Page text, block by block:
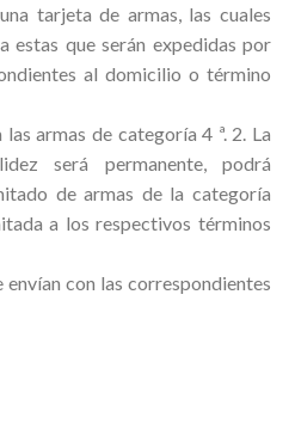
tarjeta de armas, las cuales
estas que serán expedidas por
al domicilio o término
armas de categoría 4 ª. 2. La
será permanente, podrá
de armas de la categoría
a los respectivos términos
envían con las correspondientes